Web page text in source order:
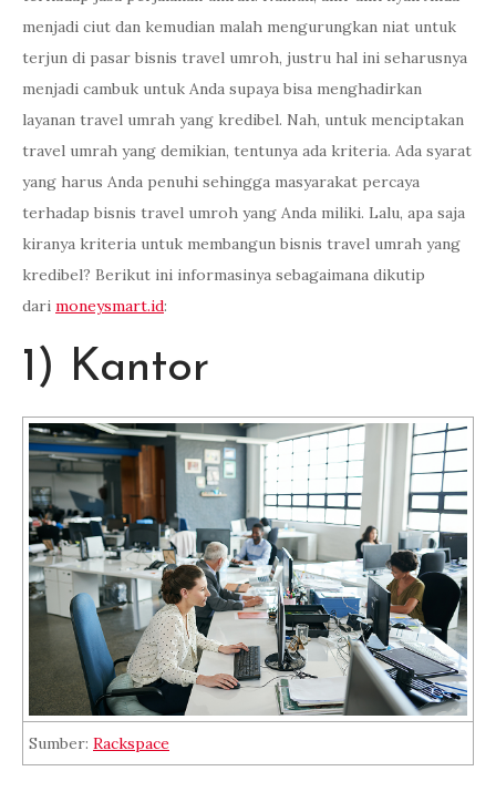
menjadi ciut dan kemudian malah mengurungkan niat untuk
terjun di pasar bisnis travel umroh, justru hal ini seharusnya
menjadi cambuk untuk Anda supaya bisa menghadirkan
layanan travel umrah yang kredibel. Nah, untuk menciptakan
travel umrah yang demikian, tentunya ada kriteria. Ada syarat
yang harus Anda penuhi sehingga masyarakat percaya
terhadap bisnis travel umroh yang Anda miliki. Lalu, apa saja
kiranya kriteria untuk membangun bisnis travel umrah yang
kredibel? Berikut ini informasinya sebagaimana dikutip
dari moneysmart.id:
1) Kantor
Sumber: Rackspace